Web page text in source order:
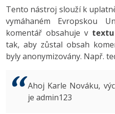
UML a návrhové
React
Spring
ASP.NET MVC
HTML / CSS
UML a návrhové
MySQL/MariaDB
MS-SQL
Tester
Systémový
3D grafik
Swift -80%
Kotlin -80%
VB.NET
SEO
UX
Business
Copywriting
Adobe XD
Adobe InDesign -25%
Adobe After Effects
Inkscape
Tento nástroj slouží k
vymáhaném Evropskou
komentář obsahuje v textu
tak, aby zůstal obsah
byly anonymizovány. Např.
Ahoj Karle Nováku,
je admin123